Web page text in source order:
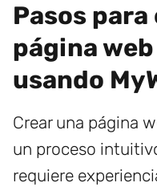
Pasos
página
usando
Crear una página
un proceso
requiere